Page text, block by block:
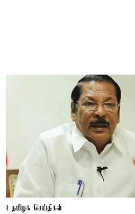
தமிழக செய்திகள்